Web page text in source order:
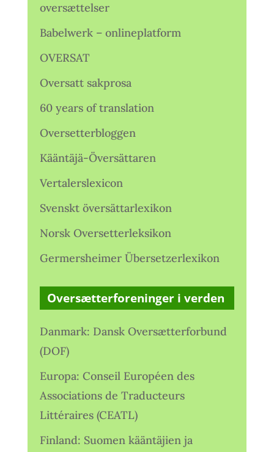
oversættelser
Babelwerk – onlineplatform
OVERSAT
Oversatt sakprosa
60 years of translation
Oversetterbloggen
Kääntäjä-Översättaren
Vertalerslexicon
Svenskt översättarlexikon
Norsk Oversetterleksikon
Germersheimer Übersetzerlexikon
Oversætterforeninger i verden
Danmark: Dansk Oversætterforbund
(DOF)
Europa: Conseil Européen des
Associations de Traducteurs
Littéraires (CEATL)
Finland: Suomen kääntäjien ja